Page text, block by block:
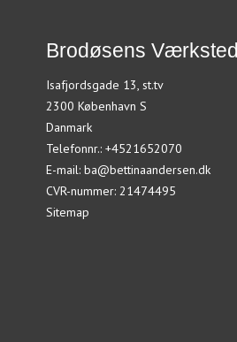
Brodøsens Værksted
Isafjordsgade 13, st.tv
2300 København S
Danmark
Telefonnr.: +4521652070
E-mail: ba@bettinaandersen.dk
CVR-nummer: 21474495
Sitemap